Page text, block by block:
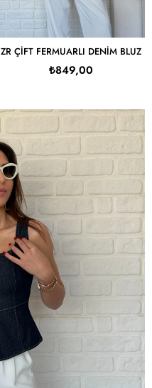
ZR ÇIFT FERMUARLI DENIM BLUZ
₺849,00